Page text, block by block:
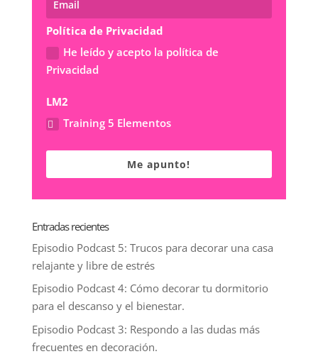
Política de Privacidad
He leído y acepto la política de
Privacidad
LM2
Training 5 Elementos
Me apunto!
Entradas recientes
Episodio Podcast 5: Trucos para decorar una casa
relajante y libre de estrés
Episodio Podcast 4: Cómo decorar tu dormitorio
para el descanso y el bienestar.
Episodio Podcast 3: Respondo a las dudas más
frecuentes en decoración.